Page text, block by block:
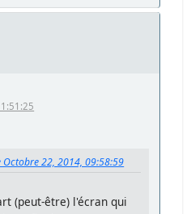
22, 2014, 09:58:59
(peut-être) l'écran qui